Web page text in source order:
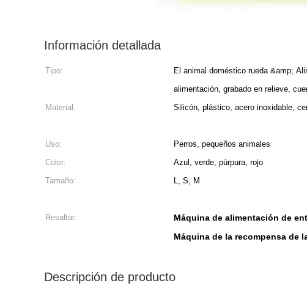
Información detallada
Tipo:
El animal doméstico rueda &amp;
alimentación, grabado en relieve,
Material:
Silicón, plástico, acero inoxidable,
Uso:
Perros, pequeños animales
Color:
Azul, verde, púrpura, rojo
Tamaño:
L, S, M
Resaltar:
Máquina de alimentación de
Máquina de la recompensa de
Descripción de producto